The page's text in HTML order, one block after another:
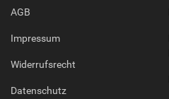
AGB
Impressum
Widerrufsrecht
Datenschutz